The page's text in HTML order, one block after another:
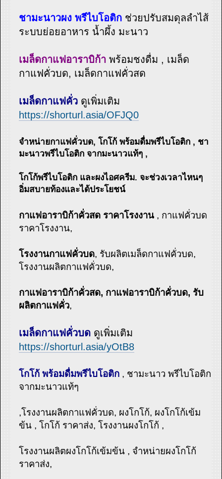
ชามะนาวผง พรีไบโอติก ช่วยปรับสมดุลลำไส้
ระบบย่อยอาหาร น้ำผึ้ง มะนาว
เมล็ดกาแฟอาราบิก้า พร้อมชงดื่ม , เมล็ด
กาแฟคั่วบด, เมล็ดกาแฟคั่วสด
เมล็ดกาแฟคั่ว ดูเพิ่มเติม
https://shorturl.asia/OFJQ0
จำหน่ายกาแฟคั่วบด, โกโก้ พร้อมดื่มพรีไบโอติก , ชา
มะนาวพรีไบโอติก จากมะนาวแท้ๆ ,
โกโก้พรีไบโอติก และผงไอศครีม. จะช่วง​เวลาไหนๆ
อิ่มสบายท้องและได้ประโยชน์
กาแฟอาราบิก้าคั่วสด ราคาโรงงาน , กาแฟคั่วบด
ราคาโรงงาน,
โรงงานกาแฟคั่วบด, รับผลิตเมล็ดกาแฟคั่วบด,
โรงงานผลิตกาแฟคั่วบด,
กาแฟอาราบิก้าคั่วสด, กาแฟอาราบิก้าคั่วบด, รับ
ผลิตกาแฟคั่ว,
เมล็ดกาแฟคั่วบด ดูเพิ่มเติม
https://shorturl.asia/yOtB8
โกโก้ พร้อมดื่มพรีไบโอติก , ชามะนาว พรีไบโอติก
จากมะนาวแท้ๆ
,โรงงานผลิตกาแฟคั่วบด, ผงโกโก้, ผงโกโก้เข้ม
ข้น , โกโก้ ราคาส่ง, โรงงานผงโกโก้ ,
โรงงานผลิตผงโกโก้เข้มข้น , จำหน่ายผงโกโก้
ราคาส่ง,